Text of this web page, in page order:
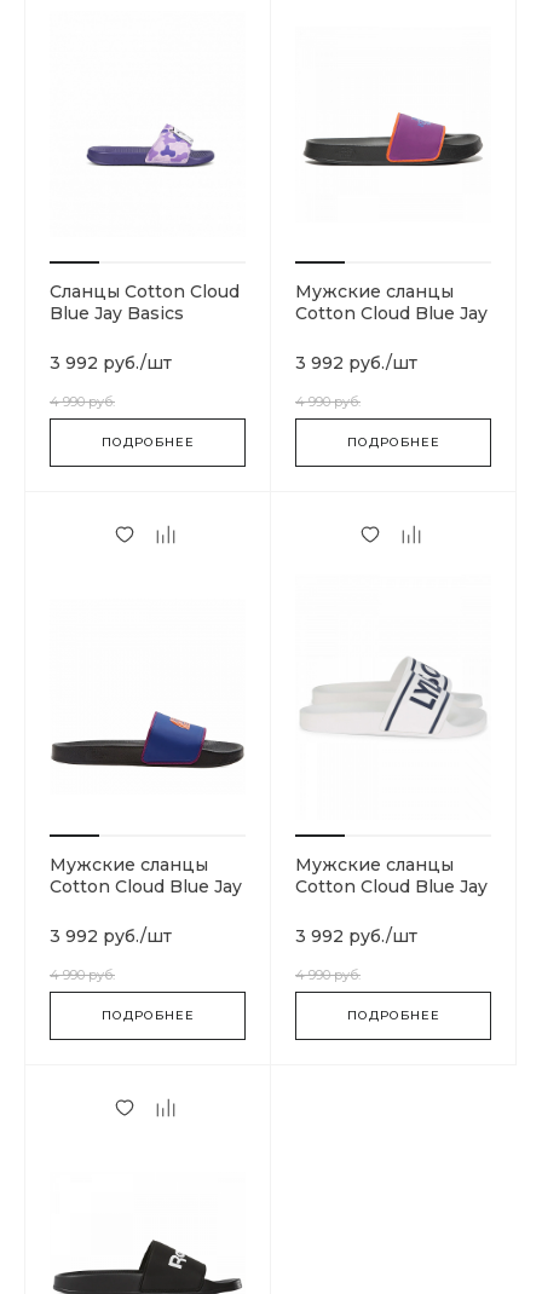
Сланцы Cotton Cloud
Blue Jay Basics
3 992 руб./шт
4 990 руб.
ПОДРОБНЕЕ
Мужские сланцы
Cotton Cloud Blue Jay
3 992 руб./шт
4 990 руб.
ПОДРОБНЕЕ
Мужские сланцы
Cotton Cloud Blue Jay
3 992 руб./шт
4 990 руб.
ПОДРОБНЕЕ
Мужские сланцы
Cotton Cloud Blue Jay
3 992 руб./шт
4 990 руб.
ПОДРОБНЕЕ